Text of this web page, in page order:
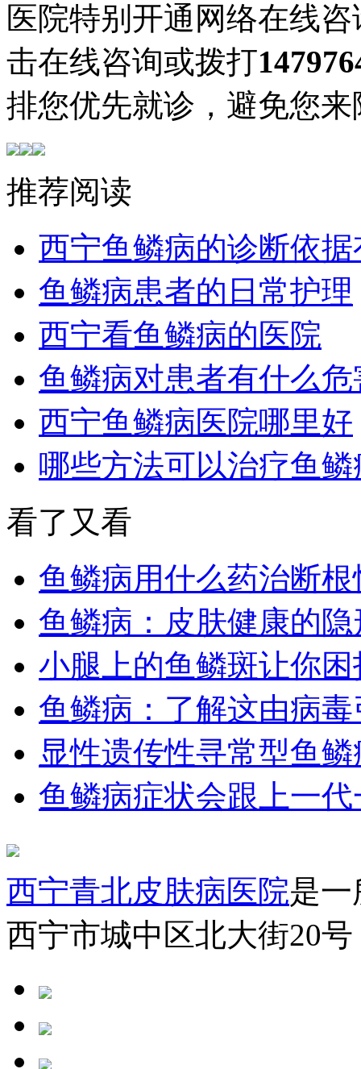
医院特别开通网络在线
击在线咨询或拨打
排您优先就诊，避免您
推荐阅读
西宁鱼鳞病的诊断依
鱼鳞病患者的日常护理
西宁看鱼鳞病的医院
鱼鳞病对患者有什么危
西宁鱼鳞病医院哪里好
哪些方法可以治疗鱼鳞
看了又看
鱼鳞病用什么药治断
鱼鳞病：皮肤健康的
小腿上的鱼鳞斑让你
鱼鳞病：了解这由病
显性遗传性寻常型鱼
鱼鳞病症状会跟上一
西宁青北皮肤病医院是
西宁市城中区北大街20